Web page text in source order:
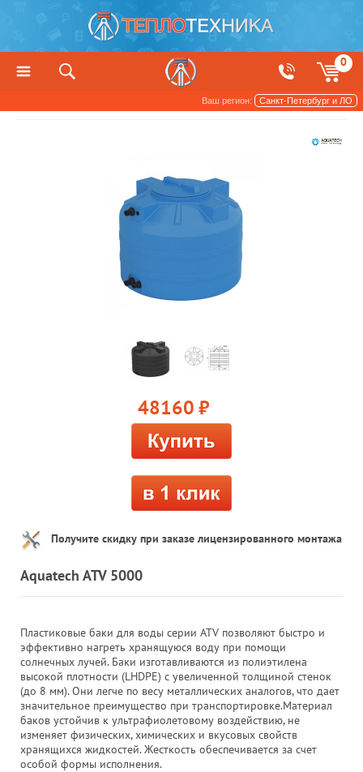
0
Ваш регион: Санкт-Петербург и ЛО
48160 руб.
Получите скидку при заказе лицензированного монтажа
Aquatech ATV 5000
Пластиковые баки для воды серии ATV позволяют быстро и
эффективно нагреть хранящуюся воду при помощи
солнечных лучей. Баки изготавливаются из полиэтилена
высокой плотности (LHDPE) с увеличенной толщиной стенок
(до 8 мм). Они легче по весу металлических аналогов, что дает
значительное преимущество при транспортировке.Материал
баков устойчив к ультрафиолетовому воздействию, не
изменяет физических, химических и вкусовых свойств
хранящихся жидкостей. Жесткость обеспечивается за счет
особой формы исполнения.